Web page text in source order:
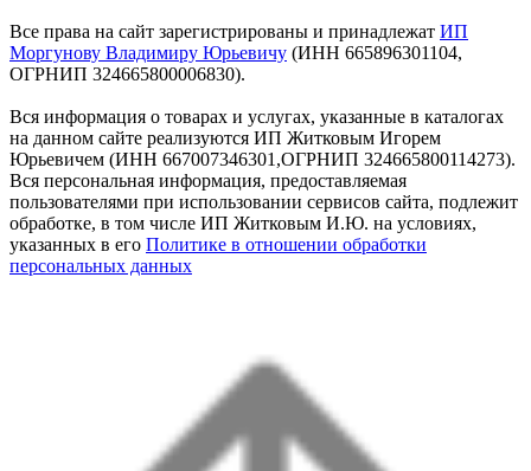
Все права на сайт зарегистрированы и принадлежат ИП
Моргунову Владимиру Юрьевичу (ИНН 665896301104,
ОГРНИП 324665800006830).
Вся информация о товарах и услугах, указанные в каталогах
на данном сайте реализуются ИП Житковым Игорем
Юрьевичем (ИНН 667007346301,ОГРНИП 324665800114273).
Вся персональная информация, предоставляемая
пользователями при использовании сервисов сайта, подлежит
обработке, в том числе ИП Житковым И.Ю. на условиях,
указанных в его Политике в отношении обработки
персональных данных